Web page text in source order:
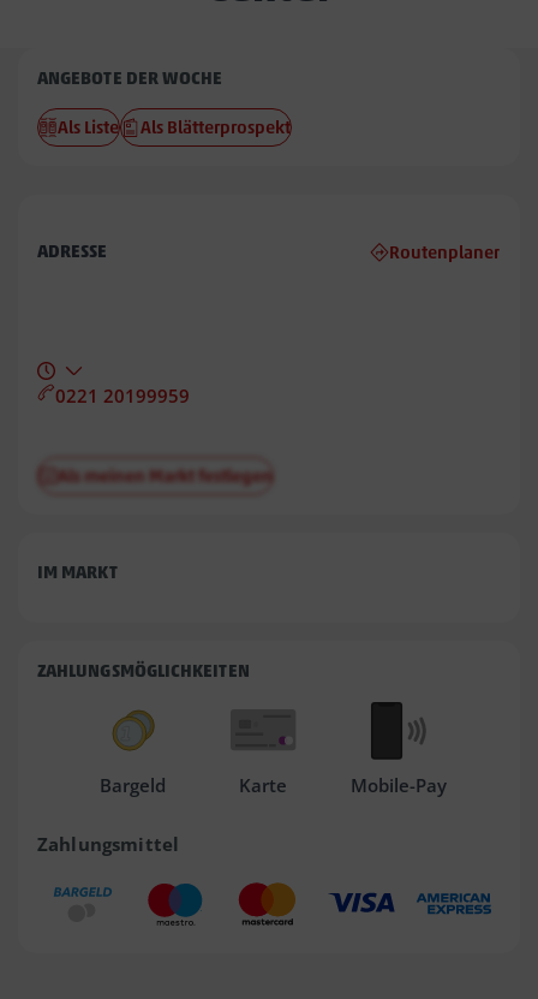
Penny
Langwahn
Center
ANGEBOTE DER WOCHE
Als Liste Als Blätterprospekt
ADRESSE Routenplaner
0221 20199959
Als meinen Markt festlegen
IM MARKT
ZAHLUNGSMÖGLICHKEITEN
Bargeld Karte Mobile-Pay
Zahlungsmittel